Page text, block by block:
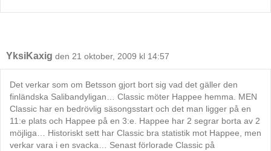
YksiKaxig den 21 oktober, 2009 kl 14:57
Det verkar som om Betsson gjort bort sig vad det gäller den
finländska Salibandyligan… Classic möter Happee hemma. MEN
Classic har en bedrövlig säsongsstart och det man ligger på en
11:e plats och Happee på en 3:e. Happee har 2 segrar borta av 2
möjliga… Historiskt sett har Classic bra statistik mot Happee, men
verkar vara i en svacka… Senast förlorade Classic på